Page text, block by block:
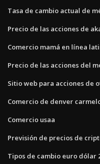
Tasa de cambio actual de
Precio de las acciones de
Comercio mamá en línea
Precio de las acciones del
Sitio web para acciones de
Comercio de denver
Comercio usaa
Previsión de precios de
Tipos de cambio euro dólar